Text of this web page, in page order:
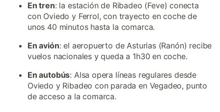
En tren: la estación de Ribadeo (Feve) conecta
con Oviedo y Ferrol, con trayecto en coche de
unos 40 minutos hasta la comarca.
En avión: el aeropuerto de Asturias (Ranón) recibe
vuelos nacionales y queda a 1h30 en coche.
En autobús: Alsa opera líneas regulares desde
Oviedo y Ribadeo con parada en Vegadeo, punto
de acceso a la comarca.